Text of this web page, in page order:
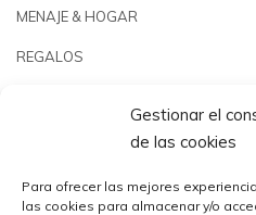
Gestionar el
de las cookies
Para ofrecer las mejores
las cookies para almacenar y/o
MENAJE & HOGAR
REGALOS
PISCINAS & REPUESTOS